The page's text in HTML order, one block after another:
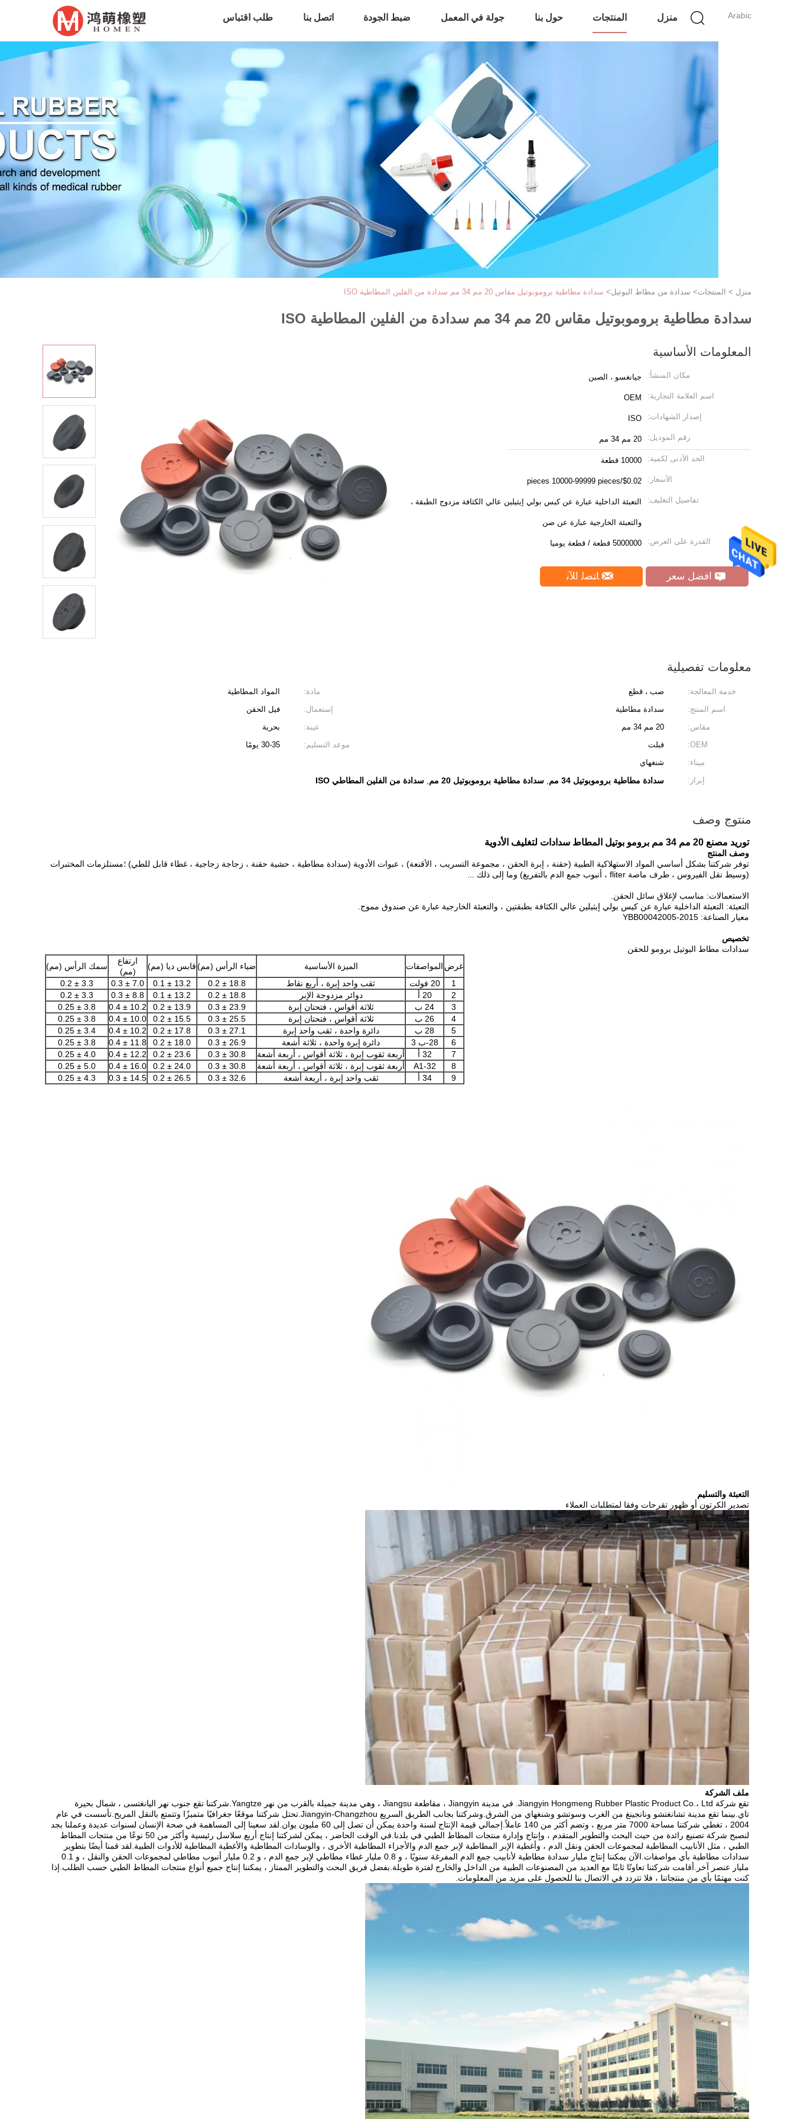
Arabic منزل المنتجات حول بنا جولة في المعمل ضبط الجودة اتصل بنا طلب اقتباس
منزل > المنتجات> سدادة من مطاط البوتيل> سدادة مطاطية بروموبوتيل مقاس 20 مم 34 مم سدادة من الفلين المطاطية ISO
سدادة مطاطية بروموبوتيل مقاس 20 مم 34 مم سدادة من الفلين المطاطية ISO
المعلومات الأساسية
مكان المنشأ: جيانغسو ، الصين
اسم العلامة التجارية: OEM
إصدار الشهادات: ISO
رقم الموديل: 20 مم 34 مم
الحد الأدنى لكمية: 10000 قطعة
الأسعار: $0.02/pieces 10000-99999 pieces
تفاصيل التغليف: التعبئة الداخلية عبارة عن كيس بولي إيثيلين عالي الكثافة مزدوج الطبقة ،
والتعبئة الخارجية عبارة عن صن
القدرة على العرض: 5000000 قطعة / قطعة يوميا
افضل سعر ﺎﺘﺼﻟ ﺍﻶﻧ
معلومات تفصيلية
خدمة المعالجة: صب ، قطع مادة:
المواد المطاطية
اسم المنتج:
سدادة مطاطية إستعمال:
فيل الحقن
مقاس:
20 مم 34 مم عينة:
بحرية
OEM:
قبلت موعد التسليم:
30-35 يومًا
ميناء:
شنغهاي
إبراز:
سدادة مطاطية بروموبوتيل 34 مم , سدادة مطاطية بروموبوتيل 20 مم , سدادة من الفلين المطاطي ISO
منتوج وصف
توريد مصنع 20 مم 34 مم برومو بوتيل المطاط سدادات لتغليف الأدوية
وصف المنتج
توفر شركتنا بشكل أساسي المواد الاستهلاكية الطبية (حقنة ، إبرة الحقن ، مجموعة التسريب ، الأقنعة) ، عبوات الأدوية (سدادة مطاطية ، حشية حقنة ، زجاجة زجاجية ، غطاء قابل للطي) ؛مستلزمات المختبرات
(وسيط نقل الفيروس ، طرف ماصة fliter ، أنبوب جمع الدم بالتفريغ) وما إلى ذلك ...
الاستعمالات: مناسب لإغلاق سائل الحقن.
التعبئة: التعبئة الداخلية عبارة عن كيس بولي إيثيلين عالي الكثافة بطبقتين ، والتعبئة الخارجية عبارة عن صندوق مموج.
معيار الصناعة: YBB00042005-2015
تخصيص
سدادات مطاط البوتيل برومو للحقن
غرض المواصفات الميزة الأساسية ضياء الرأس (مم)قابس ديا (مم)
ارتفاع
(مم)
سمك الرأس (مم)
1
20 فولت ثقب واحد إبرة ، أربع نقاط 18.8 ± 0.2
13.2 ± 0.1
7.0 ± 0.3
3.3 ± 0.2
2
20 أ دوائر مزدوجة الإبر 18.8 ± 0.2
13.2 ± 0.1
8.8 ± 0.3
3.3 ± 0.2
3
24 ب ثلاثة أقواس ، فتحتان إبرة 23.9 ± 0.3
13.9 ± 0.2
10.2 ± 0.4
3.8 ± 0.25
4
26 ب ثلاثة أقواس ، فتحتان إبرة 25.5 ± 0.3
15.5 ± 0.2
10.0 ± 0.4
3.8 ± 0.25
5
28 ب دائرة واحدة ، ثقب واحد إبرة 27.1 ± 0.3
17.8 ± 0.2
10.2 ± 0.4
3.4 ± 0.25
6
28-ب 3 دائرة إبرة واحدة ، ثلاثة أشعة 26.9 ± 0.3
18.0 ± 0.2
11.8 ± 0.4
3.8 ± 0.25
7
32 أ أربعة ثقوب إبرة ، ثلاثة أقواس ، أربعة أشعة 30.8 ± 0.3
23.6 ± 0.2
12.2 ± 0.4
4.0 ± 0.25
8
32-A1 أربعة ثقوب إبرة ، ثلاثة أقواس ، أربعة أشعة 30.8 ± 0.3
24.0 ± 0.2
16.0 ± 0.4
5.0 ± 0.25
9
34 أ ثقب واحد إبرة ، أربعة أشعة 32.6 ± 0.3
26.5 ± 0.2
14.5 ± 0.3
4.3 ± 0.25
التعبئة والتسليم
تصدير الكرتون أو ظهور تقرحات وفقا لمتطلبات العملاء
ملف الشركة
تقع شركة Jiangyin Hongmeng Rubber Plastic Product Co.، Ltd. في مدينة Jiangyin ، مقاطعة Jiangsu ، وهي مدينة جميلة بالقرب من نهر Yangtze.شركتنا تقع جنوب نهر اليانغتسى ، شمال بحيرة
تاي.بينما تقع مدينة تشانغتشو ونانجينغ من الغرب وسوتشو وشنغهاي من الشرق.وشركتنا بجانب الطريق السريع Jiangyin-Changzhou.تحتل شركتنا موقعًا جغرافيًا متميزًا وتتمتع بالنقل المريح.تأسست في عام
2004 ، تغطي شركتنا مساحة 7000 متر مربع ، وتضم أكثر من 140 عاملاً.إجمالي قيمة الإنتاج لسنة واحدة يمكن أن تصل إلى 60 مليون يوان.لقد سعينا إلى المساهمة في صحة الإنسان لسنوات عديدة وعملنا بجد
لنصبح شركة تصنيع رائدة من حيث البحث والتطوير المتقدم ، وإنتاج وإدارة منتجات المطاط الطبي في بلدنا.في الوقت الحاضر ، يمكن لشركتنا إنتاج أربع سلاسل رئيسية وأكثر من 50 نوعًا من منتجات المطاط
الطبي ، مثل الأنابيب المطاطية لمجموعات الحقن ونقل الدم ، وأغطية الإبر المطاطية لإبر جمع الدم والأجزاء المطاطية الأخرى ، والوسادات المطاطية والأغطية المطاطية للأدوات الطبية.لقد قمنا أيضًا بتطوير
سدادات مطاطية بأي مواصفات.الآن يمكننا إنتاج مليار سدادة مطاطية لأنابيب جمع الدم المفرغة سنويًا ، و 0.8 مليار غطاء مطاطي لإبر جمع الدم ، و 0.2 مليار أنبوب مطاطي لمجموعات الحقن والنقل ، و 0.1
مليار عنصر آخر.أقامت شركتنا تعاونًا ثابتًا مع العديد من المصنوعات الطبية من الداخل والخارج لفترة طويلة.بفضل فريق البحث والتطوير الممتاز ، يمكننا إنتاج جميع أنواع منتجات المطاط الطبي حسب الطلب.إذا
كنت مهتمًا بأي من منتجاتنا ، فلا تتردد في الاتصال بنا للحصول على مزيد من المعلومات.